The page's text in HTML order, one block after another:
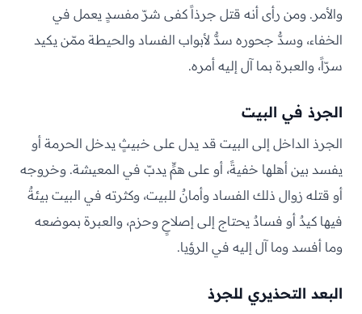
والأمر. ومن رأى أنه قتل جرذاً كفى شرّ مفسدٍ يعمل في
الخفاء، وسدُّ جحوره سدٌّ لأبواب الفساد والحيطة ممّن يكيد
سرّاً، والعبرة بما آل إليه أمره.
الجرذ في البيت
الجرذ الداخل إلى البيت قد يدل على خبيثٍ يدخل الحرمة أو
يفسد بين أهلها خفيةً، أو على همٍّ يدبّ في المعيشة. وخروجه
أو قتله زوال ذلك الفساد وأمانٌ للبيت، وكثرته في البيت بيئةٌ
فيها كيدٌ أو فسادٌ يحتاج إلى إصلاحٍ وحزم، والعبرة بموضعه
وما أفسد وما آل إليه في الرؤيا.
البعد التحذيري للجرذ